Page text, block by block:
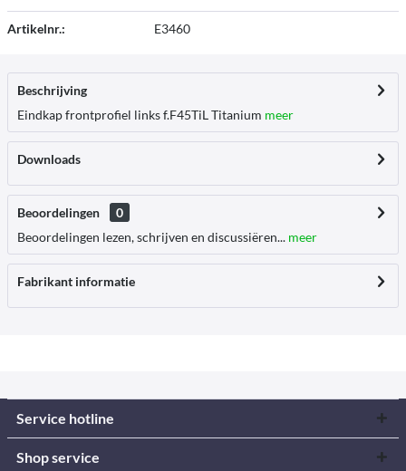
Artikelnr.: E3460
Beschrijving
Eindkap frontprofiel links f.F45TiL Titanium meer
Downloads
Beoordelingen
0
Beoordelingen lezen, schrijven en discussiëren... meer
Fabrikant informatie
Service hotline
Shop service